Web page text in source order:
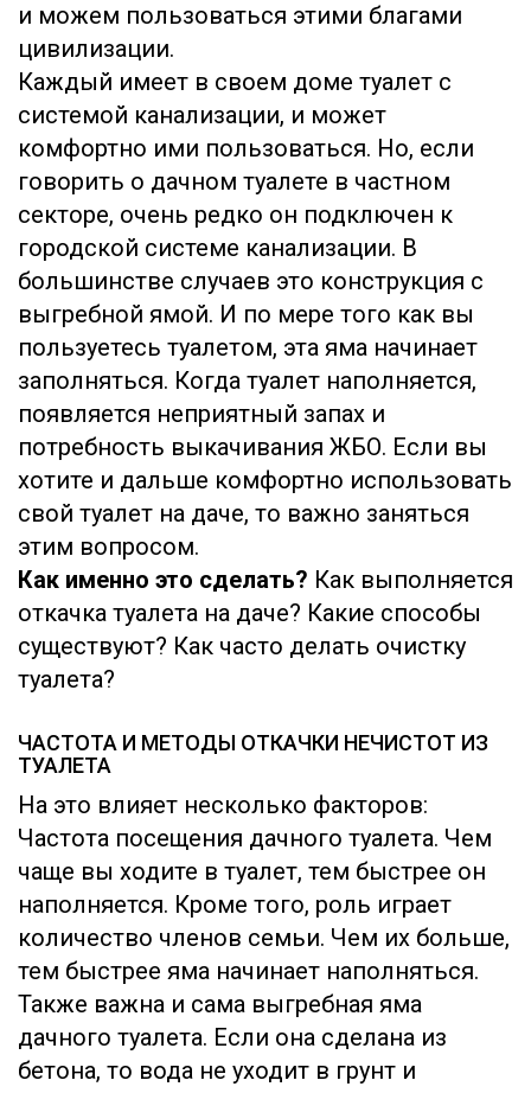
и можем пользоваться этими благами
цивилизации.
Каждый имеет в своем доме туалет с
системой канализации, и может
комфортно ими пользоваться. Но, если
говорить о дачном туалете в частном
секторе, очень редко он подключен к
городской системе канализации. В
большинстве случаев это конструкция с
выгребной ямой. И по мере того как вы
пользуетесь туалетом, эта яма начинает
заполняться. Когда туалет наполняется,
появляется неприятный запах и
потребность выкачивания ЖБО. Если вы
хотите и дальше комфортно использовать
свой туалет на даче, то важно заняться
этим вопросом.
Как именно это сделать? Как выполняется
откачка туалета на даче? Какие способы
существуют? Как часто делать очистку
туалета?
ЧАСТОТА И МЕТОДЫ ОТКАЧКИ НЕЧИСТОТ ИЗ
ТУАЛЕТА
На это влияет несколько факторов:
Частота посещения дачного туалета. Чем
чаще вы ходите в туалет, тем быстрее он
наполняется. Кроме того, роль играет
количество членов семьи. Чем их больше,
тем быстрее яма начинает наполняться.
Также важна и сама выгребная яма
дачного туалета. Если она сделана из
бетона, то вода не уходит в грунт и